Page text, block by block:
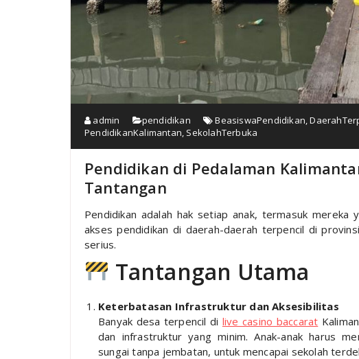
admin pendidikan BeasiswaPendidikan,
PendidikanKalimantan, SekolahTerbuka
Pendidikan di Pedalaman
Tantangan
Pendidikan adalah hak setiap anak, termasuk mereka
akses pendidikan di daerah-daerah terpencil di
serius.
Tantangan Utama
Keterbatasan Infrastruktur dan Aksesibilitas
Banyak desa terpencil di live casino baccarat
dan infrastruktur yang minim. Anak-anak harus
sungai tanpa jembatan, untuk mencapai sekolah